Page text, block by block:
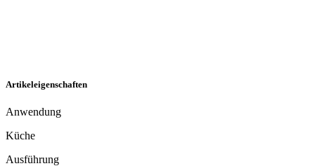
Artikeleigenschaften
Anwendung
Küche
Ausführung